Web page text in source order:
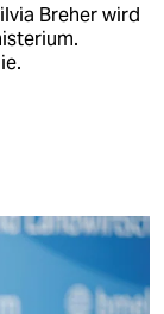
Breher wird